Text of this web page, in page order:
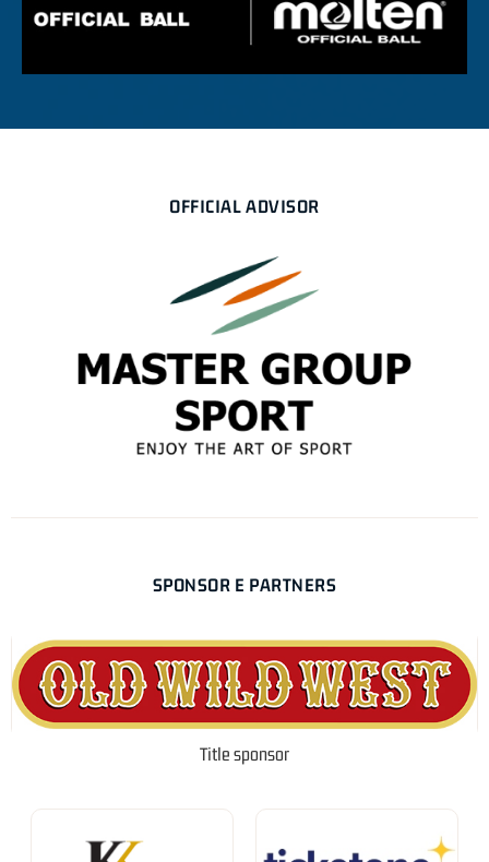
OFFICIAL ADVISOR
SPONSOR E PARTNERS
Title sponsor